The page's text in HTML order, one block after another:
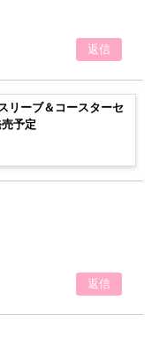
返信
リーブ＆コースターセ
予定
返信